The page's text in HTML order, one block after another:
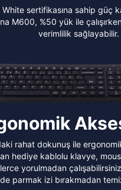
sertifikasına sahip güç
M600, %50 yük ile
verimlilik sağlayabilir.
rahat dokunuş ile
hediye kablolu klavye,
yorulmadan
parmak izi bırakmadan